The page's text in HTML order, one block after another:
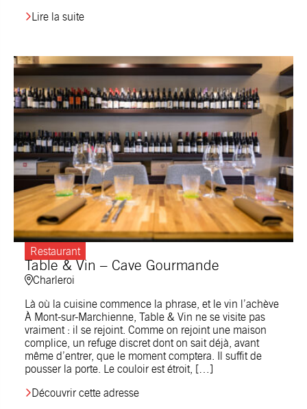
Lire la suite
Table & Vin – Cave Gourmande
Restaurant
Charleroi
Là où la cuisine commence la phrase, et le vin l’achève
À Mont-sur-Marchienne, Table & Vin ne se visite pas
vraiment : il se rejoint. Comme on rejoint une maison
complice, un refuge discret dont on sait déjà, avant
même d’entrer, que le moment comptera. Il suffit de
pousser la porte. Le couloir est étroit, […]
Découvrir cette adresse